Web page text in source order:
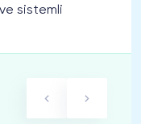
sistemli